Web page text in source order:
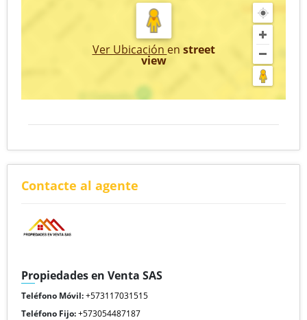
Ver Ubicación en street
view
Contacte al agente
Propiedades en Venta SAS
Teléfono Móvil:+573117031515
Teléfono Fijo:+573054487187